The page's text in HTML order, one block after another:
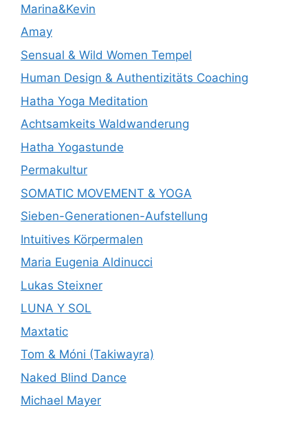
Marina&Kevin
Amay
Sensual & Wild Women Tempel
Human Design & Authentizitäts Coaching
Hatha Yoga Meditation
Achtsamkeits Waldwanderung
Hatha Yogastunde
Permakultur
SOMATIC MOVEMENT & YOGA
Sieben-Generationen-Aufstellung
Intuitives Körpermalen
Maria Eugenia Aldinucci
Lukas Steixner
LUNA Y SOL
Maxtatic
Tom & Móni (Takiwayra)
Naked Blind Dance
Michael Mayer